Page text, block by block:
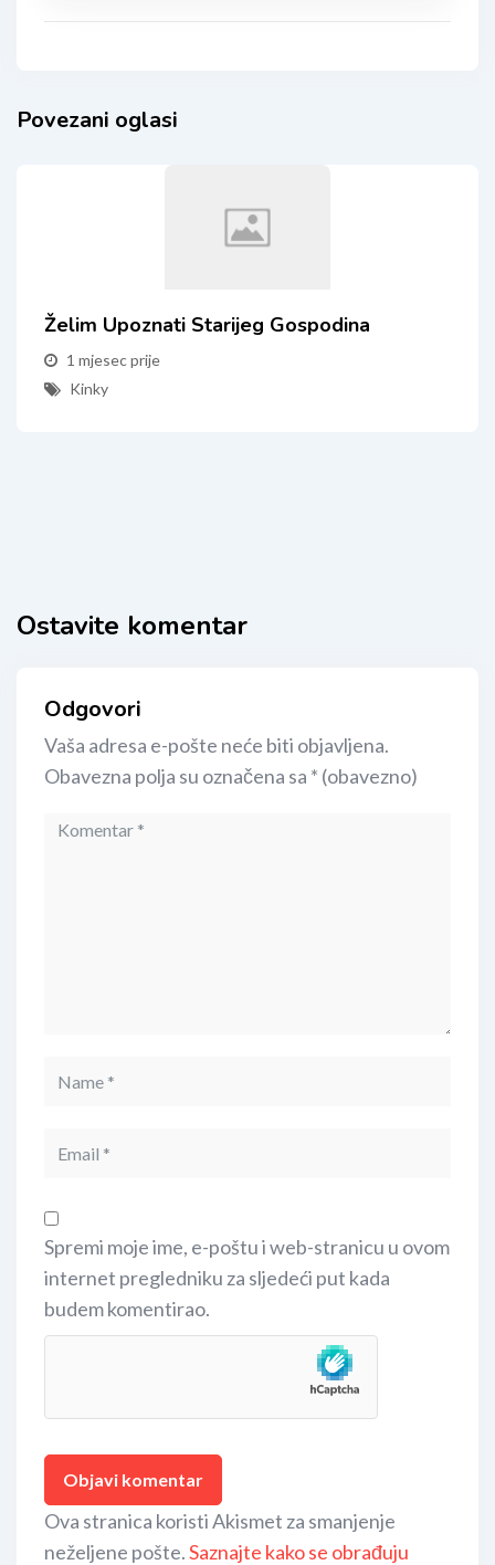
Povezani oglasi
Želim Upoznati Starijeg Gospodina
1 mjesec prije
Kinky
Ostavite komentar
Odgovori
Vaša adresa e-pošte neće biti objavljena.
Obavezna polja su označena sa * (obavezno)
Spremi moje ime, e-poštu i web-stranicu u ovom
internet pregledniku za sljedeći put kada
budem komentirao.
Ova stranica koristi Akismet za smanjenje
neželjene pošte.Saznajte kako se obrađuju